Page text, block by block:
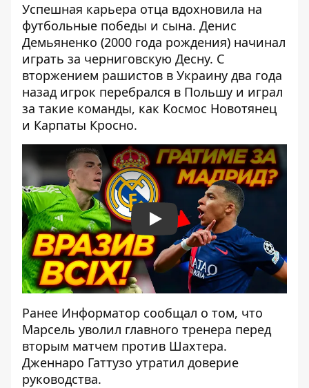
Успешная карьера отца вдохновила на
футбольные победы и сына. Денис
Демьяненко (2000 года рождения) начинал
играть за черниговскую Десну. С
вторжением рашистов в Украину два года
назад игрок перебрался в Польшу и играл
за такие команды, как Космос Новотянец
и Карпаты Кросно.
Play
Ранее Информатор сообщал о том, что
Марсель уволил главного тренера перед
вторым матчем против Шахтера.
Дженнаро Гаттузо утратил доверие
руководства.